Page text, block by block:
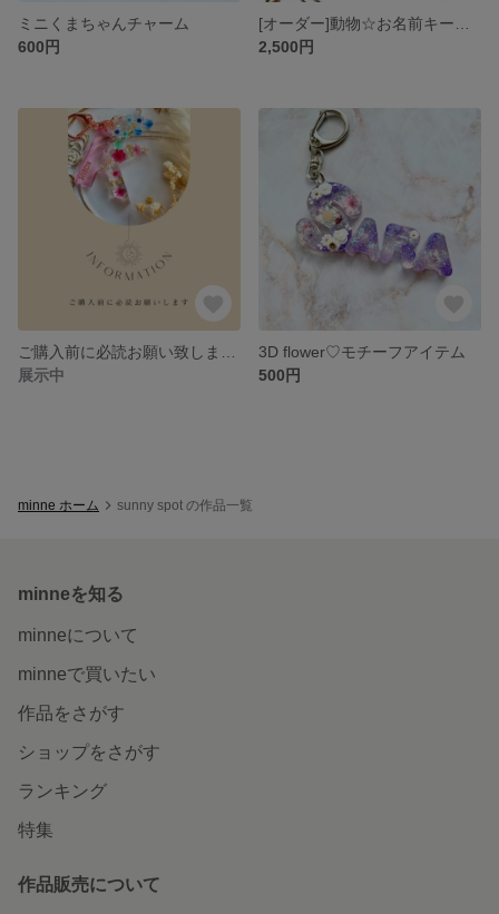
ミニくまちゃんチャーム
600円
2,500円
展示中
3D flower♡モチーフアイテム
500円
minne ホーム sunny spot の作品一覧
minneを知る
minneについて
minneで買いたい
作品をさがす
ショップをさがす
ランキング
特集
作品販売について